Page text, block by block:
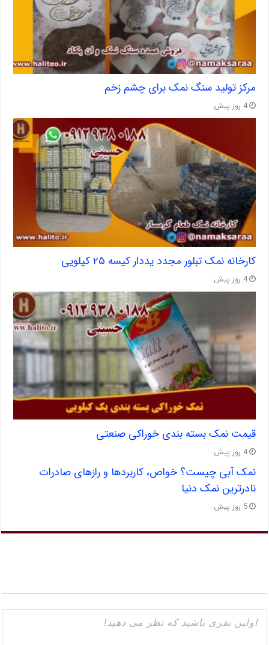
مرکز تولید سنگ نمک برای چشم زخم
4 روز پیش
کارخانه نمک تبلور مجدد یددار کیسه ۲۵ کیلویی
4 روز پیش
قیمت نمک بسته بندی خوراکی صنعتی
4 روز پیش
نمک آبی چیست؟ خواص، کاربردها و رازهای صادرات
نادرترین نمک دنیا
5 روز پیش